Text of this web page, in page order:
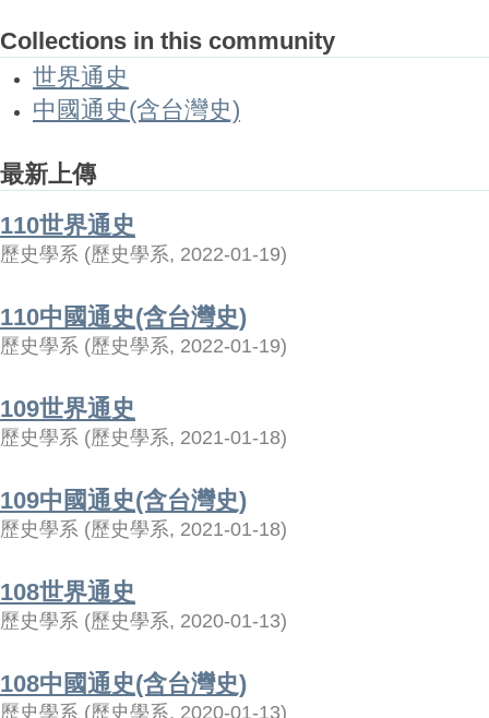
Collections in this community
世界通史
中國通史(含台灣史)
最新上傳
110世界通史
歷史學系 (歷史學系, 2022-01-19)
110中國通史(含台灣史)
歷史學系 (歷史學系, 2022-01-19)
109世界通史
歷史學系 (歷史學系, 2021-01-18)
109中國通史(含台灣史)
歷史學系 (歷史學系, 2021-01-18)
108世界通史
歷史學系 (歷史學系, 2020-01-13)
108中國通史(含台灣史)
歷史學系 (歷史學系, 2020-01-13)